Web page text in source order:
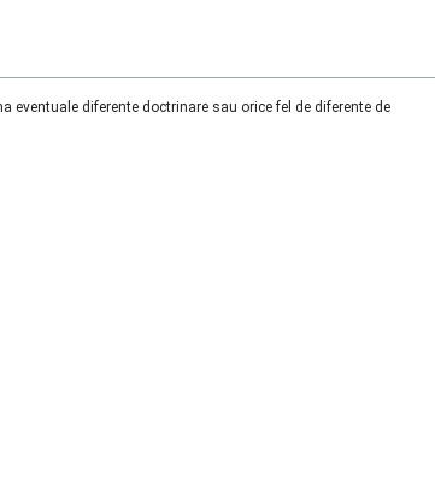
diferente doctrinare sau orice fel de diferente de